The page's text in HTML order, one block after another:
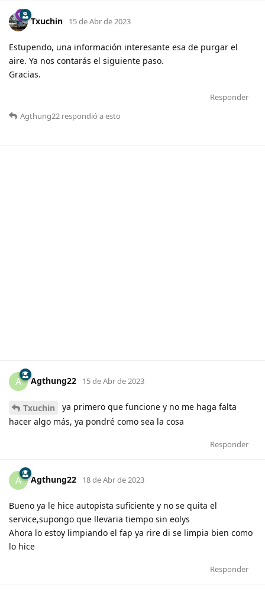
Txuchin 15 de Abr de 2023
Estupendo, una información interesante esa de purgar el
aire. Ya nos contarás el siguiente paso.
Gracias.
Responder
Agthung22 respondió a esto
A Agthung22 15 de Abr de 2023
Txuchin
ya primero que funcione y no me haga falta
hacer algo más, ya pondré como sea la cosa
Responder
A Agthung22 18 de Abr de 2023
Bueno ya le hice autopista suficiente y no se quita el
service,supongo que llevaria tiempo sin eolys
Ahora lo estoy limpiando el fap ya rire di se limpia bien como
lo hice
Responder